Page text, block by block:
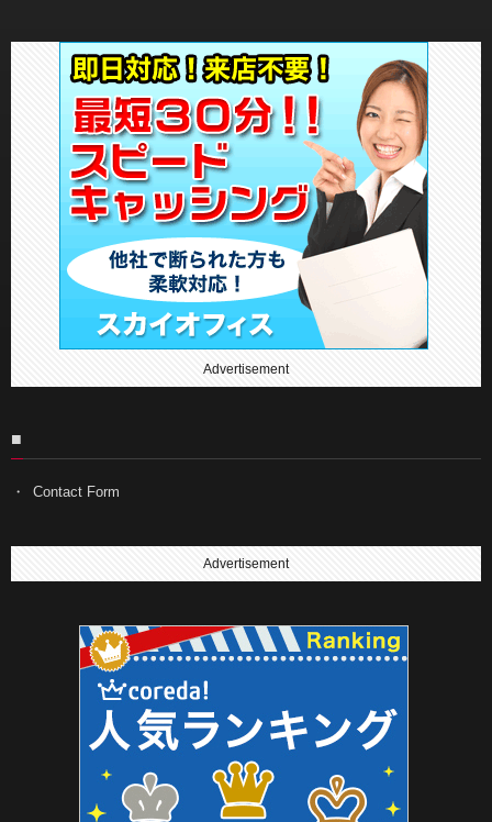
Advertisement
■
Contact Form
Advertisement